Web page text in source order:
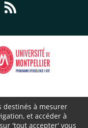
Nous suivre sur
la page Nourrir le
à la page Nous
destinés à mesurer
et accéder à
'tout accepter' vous